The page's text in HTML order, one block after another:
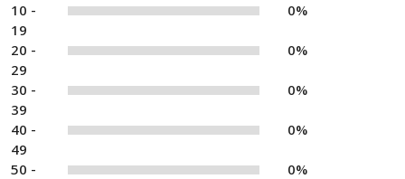
10 -
19
0%
20 -
29
0%
30 -
39
0%
40 -
49
0%
50 -
0%